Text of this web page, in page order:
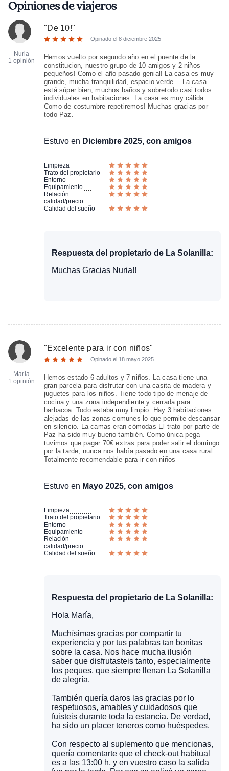
Opiniones de viajeros
Nuria
1 opinión
"De 10!"
Opinado el 8 diciembre 2025
Hemos vuelto por segundo año en el puente de la
constitucion, nuestro grupo de 10 amigos y 2 niños
pequeños! Como el año pasado genial! La casa es muy
grande, mucha tranquilidad, espacio verde… La casa
está súper bien, muchos baños y sobretodo casi todos
individuales en habitaciones. La casa es muy cálida.
Como de costumbre repetiremos! Muchas gracias por
todo Paz.
Estuvo en Diciembre 2025, con amigos
Limpieza
Trato del propietario
Entorno
Equipamiento
Relación
calidad/precio
Calidad del sueño
Respuesta del propietario de La Solanilla:
Muchas Gracias Nuria!!
Maria
1 opinión
"Excelente para ir con niños"
Opinado el 18 mayo 2025
Hemos estado 6 adultos y 7 niños. La casa tiene una
gran parcela para disfrutar con una casita de madera y
juguetes para los niños. Tiene todo tipo de menaje de
cocina y una zona independiente y cerrada para
barbacoa. Todo estaba muy limpio. Hay 3 habitaciones
alejadas de las zonas comunes lo que permite descansar
en silencio. La camas eran cómodas El trato por parte de
Paz ha sido muy bueno también. Como única pega
tuvimos que pagar 70€ extras para poder salir el domingo
por la tarde, nunca nos había pasado en una casa rural.
Totalmente recomendable para ir con niños
Estuvo en Mayo 2025, con amigos
Limpieza
Trato del propietario
Entorno
Equipamiento
Relación
calidad/precio
Calidad del sueño
Respuesta del propietario de La Solanilla:
Hola María,
Muchísimas gracias por compartir tu
experiencia y por tus palabras tan bonitas
sobre la casa. Nos hace mucha ilusión
saber que disfrutasteis tanto, especialmente
los peques, que siempre llenan La Solanilla
de alegría.
También quería daros las gracias por lo
respetuosos, amables y cuidadosos que
fuisteis durante toda la estancia. De verdad,
ha sido un placer teneros como huéspedes.
Con respecto al suplemento que mencionas,
quería comentarte que el check-out habitual
es a las 13:00 h, y en vuestro caso la salida